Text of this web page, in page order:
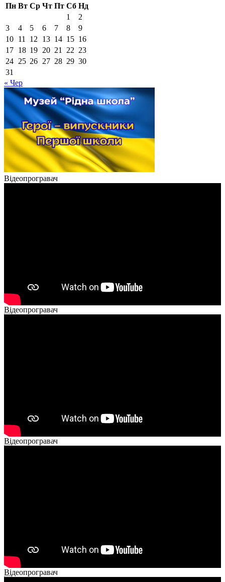
Пн Вт Ср Чт Пт Сб Нд
1
2
3
4 5 6 7 8
9
10 11 12 13 14 15 16
17 18 19 20 21 22 23
24 25 26 27 28 29 30
31
« Чер
Відеопрогравач
Відеопрогравач
Відеопрогравач
Відеопрогравач